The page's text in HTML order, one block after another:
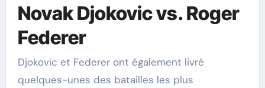
Novak Djokovic vs. Roger
Federer
Djokovic et Federer ont également livré
quelques-unes des batailles les plus